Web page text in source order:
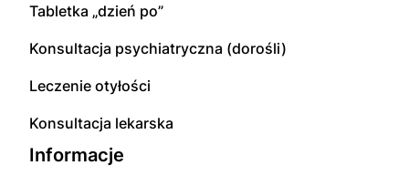
Tabletka „dzień po”
Konsultacja psychiatryczna (dorośli)
Leczenie otyłości
Konsultacja lekarska
Informacje